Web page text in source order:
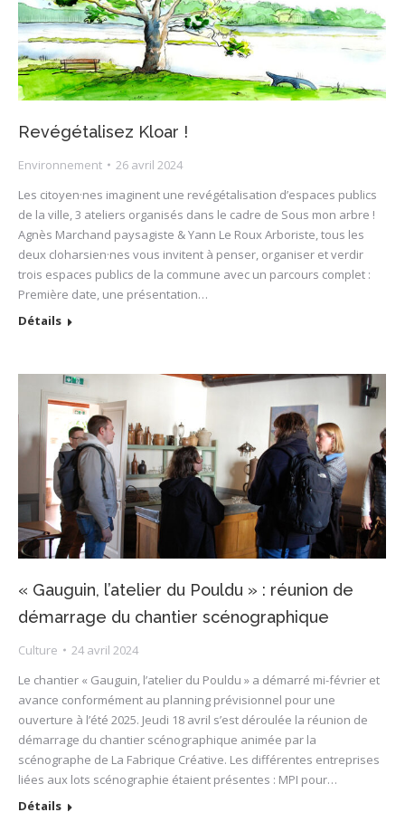
Revégétalisez Kloar !
Environnement
26 avril 2024
Les citoyen·nes imaginent une revégétalisation d’espaces publics
de la ville, 3 ateliers organisés dans le cadre de Sous mon arbre !
Agnès Marchand paysagiste & Yann Le Roux Arboriste, tous les
deux cloharsien·nes vous invitent à penser, organiser et verdir
trois espaces publics de la commune avec un parcours complet :
Première date, une présentation…
Détails
« Gauguin, l’atelier du Pouldu » : réunion de
démarrage du chantier scénographique
Culture
24 avril 2024
Le chantier « Gauguin, l’atelier du Pouldu » a démarré mi-février et
avance conformément au planning prévisionnel pour une
ouverture à l’été 2025. Jeudi 18 avril s’est déroulée la réunion de
démarrage du chantier scénographique animée par la
scénographe de La Fabrique Créative. Les différentes entreprises
liées aux lots scénographie étaient présentes : MPI pour…
Détails